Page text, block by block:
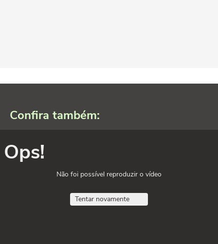
Confira também:
Ops!
Não foi possível reproduzir o vídeo
Tentar novamente